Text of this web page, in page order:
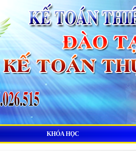
KHÓA HỌC